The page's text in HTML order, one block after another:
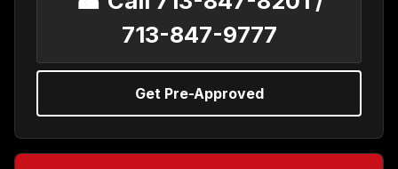
713-847-9777
Get Pre-Approved